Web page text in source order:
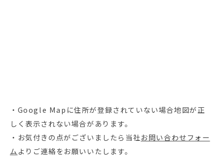
・Google Mapに住所が登録されていない場合地図が正
しく表示されない場合があります。
・お気付きの点がございましたら当社お問い合わせフォー
ムよりご連絡をお願いいたします。